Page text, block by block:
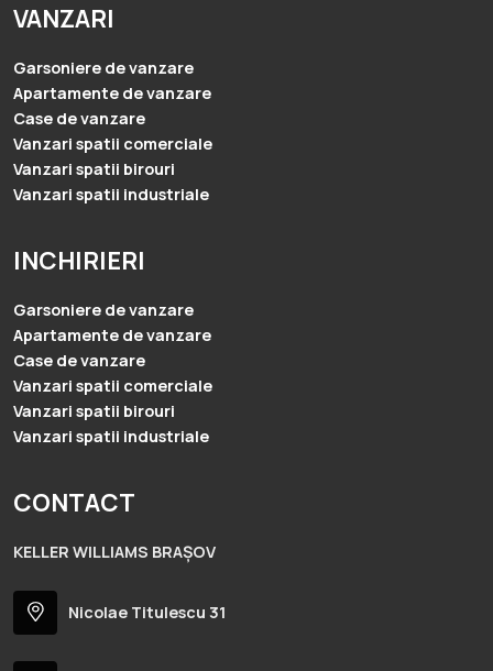
VANZARI
Garsoniere de vanzare
Apartamente de vanzare
Case de vanzare
Vanzari spatii comerciale
Vanzari spatii birouri
Vanzari spatii industriale
INCHIRIERI
Garsoniere de vanzare
Apartamente de vanzare
Case de vanzare
Vanzari spatii comerciale
Vanzari spatii birouri
Vanzari spatii industriale
CONTACT
KELLER WILLIAMS BRAȘOV
Nicolae Titulescu 31